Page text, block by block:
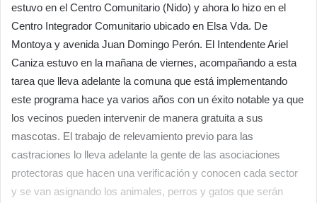
estuvo en el Centro Comunitario (Nido) y ahora lo hizo en el
Centro Integrador Comunitario ubicado en Elsa Vda. De
Montoya y avenida Juan Domingo Perón. El Intendente Ariel
Caniza estuvo en la mañana de viernes, acompañando a esta
tarea que lleva adelante la comuna que está implementando
este programa hace ya varios años con un éxito notable ya que
los vecinos pueden intervenir de manera gratuita a sus
mascotas. El trabajo de relevamiento previo para las
castraciones lo lleva adelante la gente de las asociaciones
protectoras que hacen una verificación y conocen cada sector
y se van asignando los animales, perros y gatos que serán